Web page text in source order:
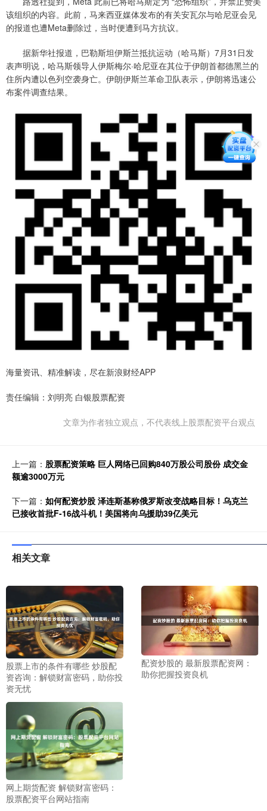
该组织的内容。此前，马来西亚媒体发布的有关安瓦尔与哈尼亚会见
的报道也遭Meta删除过，当时便遭到马方抗议。
据新华社报道，巴勒斯坦伊斯兰抵抗运动（哈马斯）7月31日发
表声明说，哈马斯领导人伊斯梅尔·哈尼亚在其位于伊朗首都德黑兰的
住所内遭以色列空袭身亡。伊朗伊斯兰革命卫队表示，伊朗将迅速公
布案件调查结果。
海量资讯、精准解读，尽在新浪财经APP
责任编辑：刘明亮 白银股票配资
文章为作者独立观点，不代表线上股票配资平台观点
上一篇： 股票配资策略 巨人网络已回购840万股公司股份 成交金
额逾3000万元
下一篇： 如何配资炒股 泽连斯基称俄罗斯改变战略目标！乌克兰
已接收首批F-16战斗机！美国将向乌援助39亿美元
相关文章
股票上市的条件有哪些 炒股配
资咨询：解锁财富密码，助你投
资无忧
配资炒股的 最新股票配资网：
助你把握投资良机
网上期货配资 解锁财富密码：
股票配资平台网站指南